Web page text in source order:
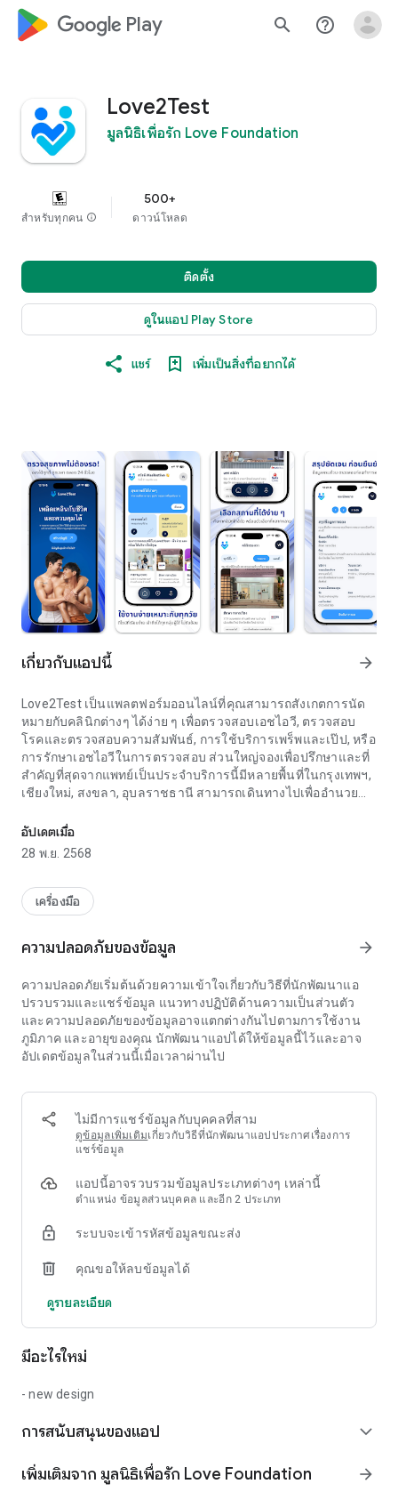
google_logo Play search help_outline
Love2Test
มูลนิธิเพื่อรัก Love Foundation
สำหรับทุกคน info
500+
ดาวน์โหลด
ติดตั้ง
ดูในแอป Play Store
แชร์ เพิ่มเป็นสิ่งที่อยากได้
เกี่ยวกับแอปนี้ arrow_forward
Love2Test เป็นแพลตฟอร์มออนไลน์ที่คุณสามารถสังเกตการนัด
หมายกับคลินิกต่างๆ ได้ง่าย ๆ เพื่อตรวจสอบเอชไอวี, ตรวจสอบ
โรคและตรวจสอบความสัมพันธ์, การใช้บริการเพร็พและเป๊ป, หรือ
การรักษาเอชไอวีในการตรวจสอบ ส่วนใหญ่จองเพื่อปรึกษาและที่
สำคัญที่สุดจากแพทย์เป็นประจำบริการนี้มีหลายพื้นที่ในกรุงเทพฯ,
เชียงใหม่, สงขลา, อุบลราชธานี สามารถเดินทางไปเพื่ออำนวย
อัปเดตเมื่อ
28 พ.ย. 2568
เครื่องมือ
ความปลอดภัยของข้อมูล arrow_forward
ความปลอดภัยเริ่มต้นด้วยความเข้าใจเกี่ยวกับวิธีที่นักพัฒนาแอ
ปรวบรวมและแชร์ข้อมูล แนวทางปฏิบัติด้านความเป็นส่วนตัว
และความปลอดภัยของข้อมูลอาจแตกต่างกันไปตามการใช้งาน
ภูมิภาค และอายุของคุณ นักพัฒนาแอปได้ให้ข้อมูลนี้ไว้และอาจ
อัปเดตข้อมูลในส่วนนี้เมื่อเวลาผ่านไป
ไม่มีการแชร์ข้อมูลกับบุคคลที่สาม
ดูข้อมูลเพิ่มเติมเกี่ยวกับวิธีที่นักพัฒนาแอปประกาศเรื่องการ
แชร์ข้อมูล
แอปนี้อาจรวบรวมข้อมูลประเภทต่างๆ เหล่านี้
ตำแหน่ง ข้อมูลส่วนบุคคล และอีก 2 ประเภท
ระบบจะเข้ารหัสข้อมูลขณะส่ง
คุณขอให้ลบข้อมูลได้
ดูรายละเอียด
มีอะไรใหม่
- new design
การสนับสนุนของแอป expand_more
เพิ่มเติมจาก มูลนิธิเพื่อรัก Love Foundation arrow_forward